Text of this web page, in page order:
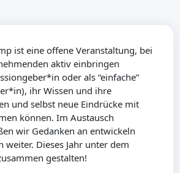
ist eine offene Veranstaltung, bei
aktiv einbringen
oder als “einfache”
ihr Wissen und ihre
und selbst neue Eindrücke mit
können. Im Austausch
wir Gedanken an entwickeln
weiter. Dieses Jahr unter dem
gestalten!